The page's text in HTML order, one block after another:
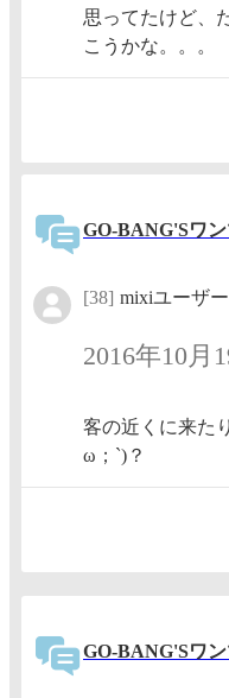
思ってたけど、
こうかな。。。
GO-BANG'Sワ
[38] mixiユーザー
2016年10月
客の近くに来た
ω；`)？
GO-BANG'Sワ